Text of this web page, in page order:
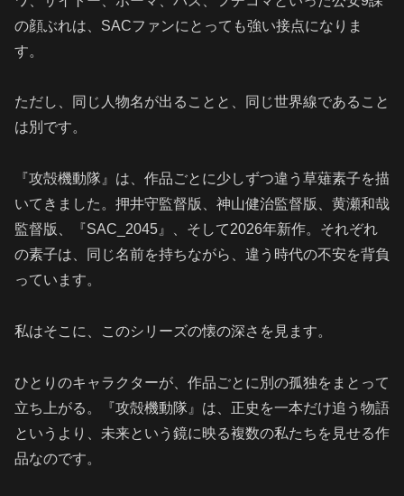
の顔ぶれは、SACファンにとっても強い接点になりま
す。
ただし、同じ人物名が出ることと、同じ世界線であること
は別です。
『攻殻機動隊』は、作品ごとに少しずつ違う草薙素子を描
いてきました。押井守監督版、神山健治監督版、黄瀬和哉
監督版、『SAC_2045』、そして2026年新作。それぞれ
の素子は、同じ名前を持ちながら、違う時代の不安を背負
っています。
私はそこに、このシリーズの懐の深さを見ます。
ひとりのキャラクターが、作品ごとに別の孤独をまとって
立ち上がる。『攻殻機動隊』は、正史を一本だけ追う物語
というより、未来という鏡に映る複数の私たちを見せる作
品なのです。